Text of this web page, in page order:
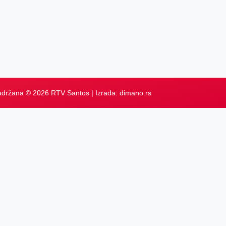
© 2026 RTV Santos | Izrada: dimano.rs